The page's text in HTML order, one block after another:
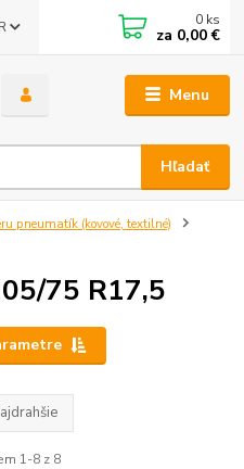
Menu
Hľadať
0 ks
za 0,00 €
pneumatík (kovové, textilné)
75 R17,5
1-8 z 8